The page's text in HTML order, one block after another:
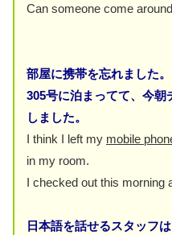
Can someone come
部屋に携帯を忘れました。
305号に泊まってて、今朝
しました。
I think I left my mobile
in my room.
I checked out this morning
日本語を話せるスタッフ